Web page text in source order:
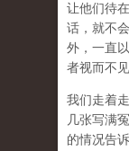
让他们待
话，就不
外，一直
者视而不
我们走着
几张写满
的情况告